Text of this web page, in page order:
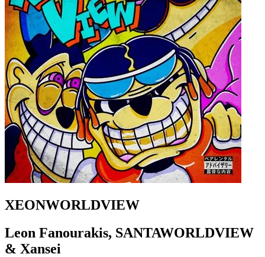
XEONWORLDVIEW
Leon Fanourakis, SANTAWORLDVIEW
& Xansei